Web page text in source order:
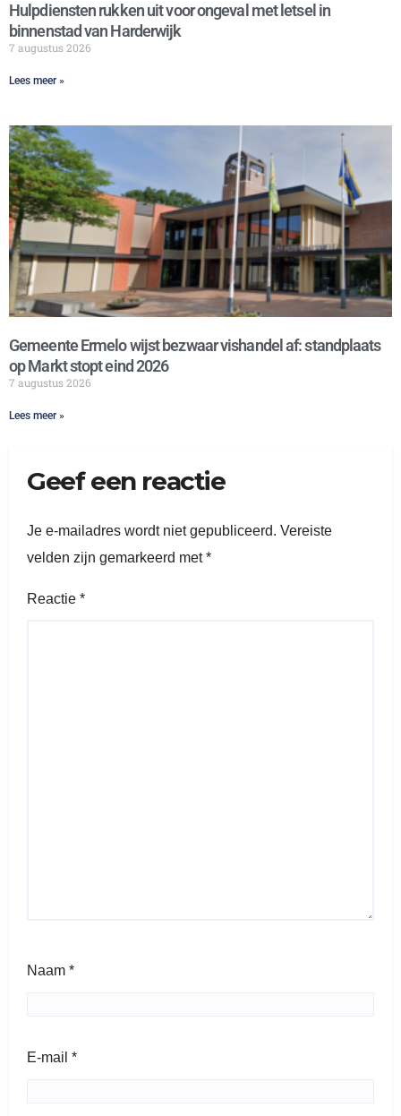
Hulpdiensten rukken uit voor ongeval met letsel in
binnenstad van Harderwijk
7 augustus 2026
Lees meer »
Gemeente Ermelo wijst bezwaar vishandel af: standplaats
op Markt stopt eind 2026
7 augustus 2026
Lees meer »
Geef een reactie
Je e-mailadres wordt niet gepubliceerd. Vereiste
velden zijn gemarkeerd met*
Reactie *
Naam *
E-mail *